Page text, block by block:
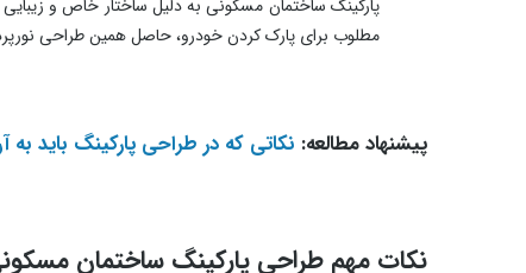
پارکینگ ساختمان مسکونی به دلیل ساختار خاص و
مطلوب برای پارک کردن خودرو، حاصل همین طراحی
پیشنهاد مطالعه: نکاتی که در طراحی پارکینگ باید به
نکات مهم طراحی پارکینگ ساختمان